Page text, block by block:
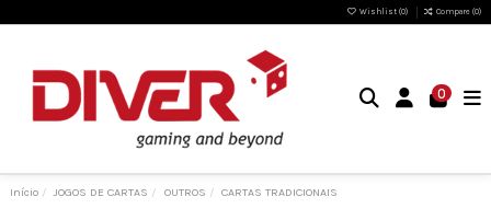
Wishlist (0) Compare (0)
0
Início JOGOS DE CARTAS OUTROS CARTAS TRADICIONAIS